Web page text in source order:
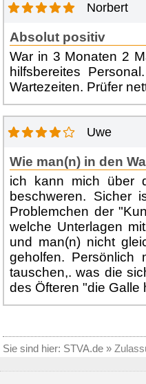
Norbert
Absolut positiv
War in 3 Monaten 2
hilfsbereites
Wartezeiten. Prüfer
Uwe
Wie man(n) in den
ich kann mich über
beschweren. Sicher
Problemchen der
welche Unterlagen
und man(n) nicht
geholfen. Persönlich
tauschen,. was die
des Öfteren "die Galle
Sie sind hier: STVA.de »